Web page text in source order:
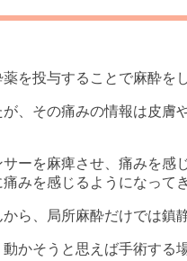
を投与することで麻酔をし
、その痛みの情報は皮
ーを麻痺させ、痛みを
みを感じるようになって
ら、局所麻酔だけでは鎮
かそうと思えば手術する